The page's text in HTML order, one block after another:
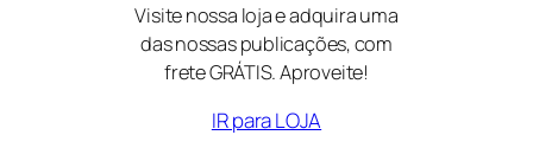
Visite nossa loja e adquira uma
das nossas publicações, com
frete GRÁTIS. Aproveite!
IR para LOJA